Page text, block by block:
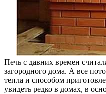
Печь с давних времен
загородного дома. А все
тепла и способом
увидеть редко в домах, в